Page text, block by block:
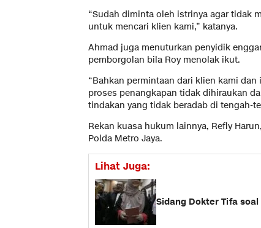
“Sudah diminta oleh istrinya agar tidak
untuk mencari klien kami,” katanya.
Ahmad juga menuturkan penyidik
pemborgolan bila Roy menolak ikut.
“Bahkan permintaan dari klien kami
proses penangkapan tidak dihiraukan
tindakan yang tidak beradab di tengah-
Rekan kuasa hukum lainnya, Refly
Polda Metro Jaya.
Lihat Juga:
Sidang Dokter Tifa